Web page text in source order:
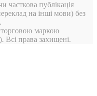
часткова публікація
на інші мови) без
маркою
Всі права захищені.